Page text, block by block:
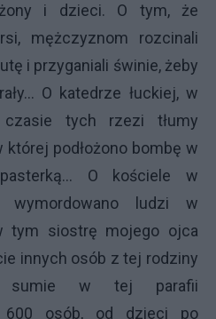
i dzieci. O tym, że
mężczyznom rozcinali
i przyganiali świnie, żeby
O katedrze łuckiej, w
tych rzezi tłumy
podłożono bombę w
O kościele w
wymordowano ludzi w
tym siostrę mojego ojca
innych osób z tej rodziny
sumie w tej parafii
600 osób, od dzieci po